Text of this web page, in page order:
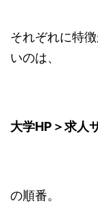
それぞれに特
いのは、
大学HP＞求人
の順番。